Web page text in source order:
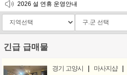
[업데이트]모바일 하단 고정메뉴 추가
[업데이트] 개선사항 안내
긴급 급매물
경기 고양시 | 마사지샵 |